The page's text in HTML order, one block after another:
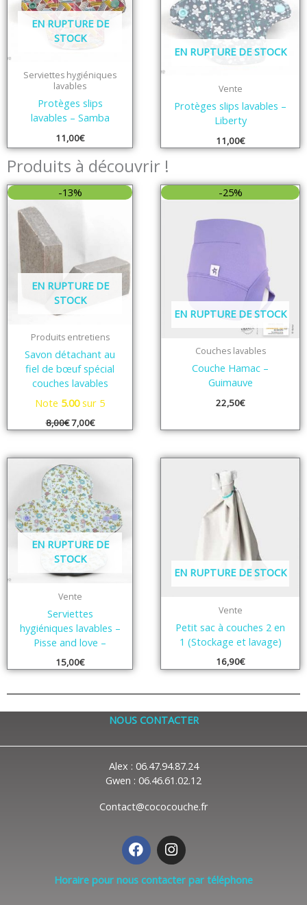
EN RUPTURE DE
STOCK
Serviettes hygiéniques
lavables
Protèges slips
lavables – Samba
11,00€
EN RUPTURE DE STOCK
Vente
Protèges slips lavables –
Liberty
11,00€
Produits à découvrir !
-13%
EN RUPTURE DE
STOCK
Produits entretiens
Savon détachant au
fiel de bœuf spécial
couches lavables
Note 5.00sur 5
8,00€
Le
prix
7,00€
prix
-25%
EN RUPTURE DE STOCK
Couches lavables
Couche Hamac –
Guimauve
22,50€
EN RUPTURE DE
STOCK
Vente
Serviettes
hygiéniques lavables –
Pisse and love –
15,00€
EN RUPTURE DE STOCK
Vente
Petit sac à couches 2 en
1 (Stockage et lavage)
16,90€
NOUS CONTACTER
Alex : 06.47.94.87.24
Gwen : 06.46.61.02.12
Contact@cococouche.fr
F
a
c
e
I
n
s
t
Horaire pour nous contacter par téléphone